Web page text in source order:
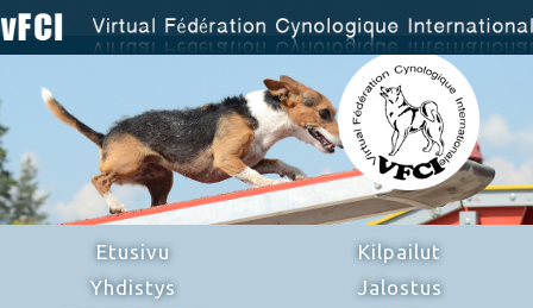
Etusivu
Yhdistys
Kilpailut
Jalostus